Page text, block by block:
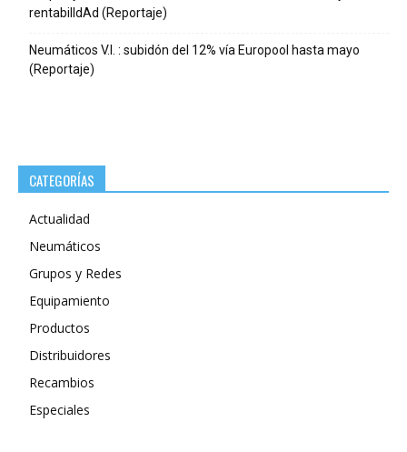
rentabilIdAd (Reportaje)
Neumáticos V.I. : subidón del 12% vía Europool hasta mayo
(Reportaje)
CATEGORÍAS
Actualidad
Neumáticos
Grupos y Redes
Equipamiento
Productos
Distribuidores
Recambios
Especiales